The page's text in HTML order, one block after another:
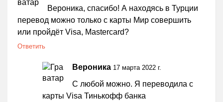
Вероника, спасибо! А находясь в Турции
перевод можно только с карты Мир совершить
или пройдёт Visa, Mastercard?
Ответить
Вероника 17 марта 2022 г.
С любой можно. Я переводила с
карты Visa Тинькофф банка